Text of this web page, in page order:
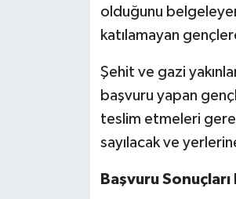
olduğunu
katılamayan
Şehit ve gazi
başvuru yapan
teslim etmeleri
sayılacak ve
Başvuru